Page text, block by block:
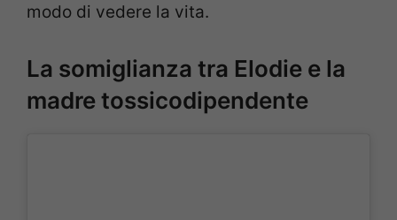
modo di vedere la vita.
La somiglianza tra Elodie e la
madre tossicodipendente